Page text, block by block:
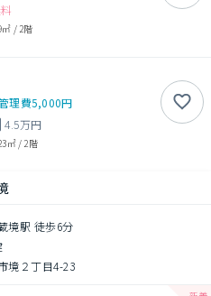
㎡ / 2階
理費5,000円
4.5万円
㎡/ 2階
境駅 徒歩6分
境２丁目4-23